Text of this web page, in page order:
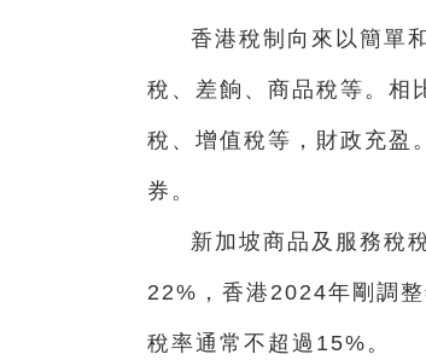
香港稅制向來以簡單
稅、差餉、商品稅等。相
稅、增值稅等，財政充盈
券。
新加坡商品及服務稅
22%，香港2024年剛調
稅率通常不超過15%。